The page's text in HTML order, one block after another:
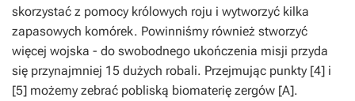
skorzystać z pomocy królowych roju i wytworzyć kilka
zapasowych komórek. Powinniśmy również stworzyć
więcej wojska - do swobodnego ukończenia misji przyda
się przynajmniej 15 dużych robali. Przejmując punkty [4] i
[5] możemy zebrać pobliską biomaterię zergów [A].